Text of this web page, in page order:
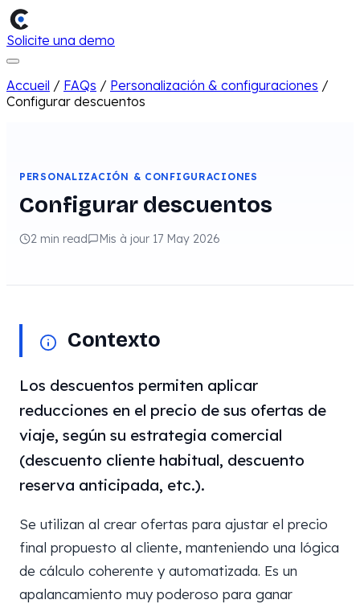
Solicite una demo
Accueil / FAQs / Personalización & configuraciones /
Configurar descuentos
PERSONALIZACIÓN & CONFIGURACIONES
Configurar descuentos
2 min read Mis à jour 17 May 2026
Contexto
Los descuentos permiten aplicar
reducciones en el precio de sus ofertas de
viaje, según su estrategia comercial
(descuento cliente habitual, descuento
reserva anticipada, etc.).
Se utilizan al crear ofertas para ajustar el precio
final propuesto al cliente, manteniendo una lógica
de cálculo coherente y automatizada. Es un
apalancamiento muy poderoso para ganar